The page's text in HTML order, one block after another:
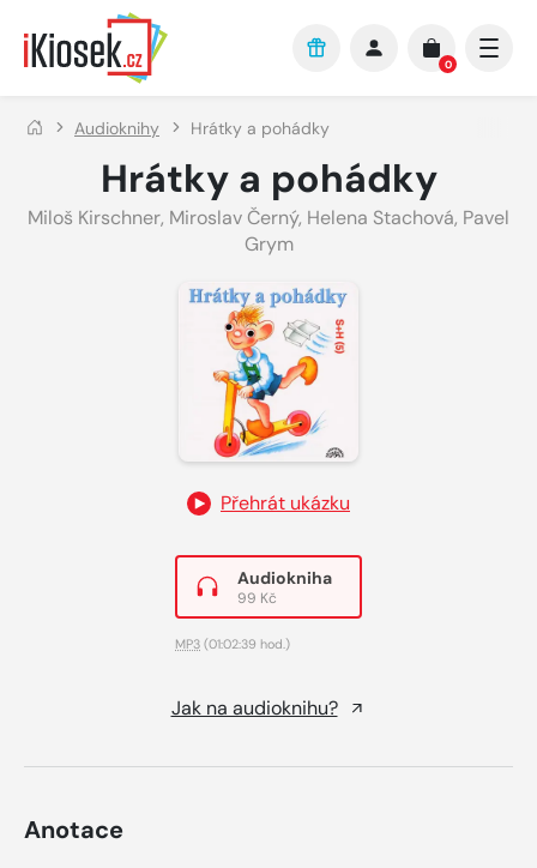
Přejít na hlavní obsah
0
Audioknihy Hrátky a pohádky
Hrátky a pohádky
Miloš Kirschner, Miroslav Černý, Helena Stachová, Pavel
Grym
Přehrát ukázku
Audiokniha
99 Kč
MP3 (01:02:39 hod.)
Jak na audioknihu?
Anotace